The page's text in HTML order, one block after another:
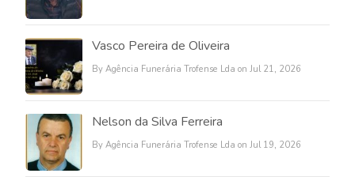
Vasco Pereira de Oliveira
By Agência Funerária Trofense Lda on Jul 21, 2026
Nelson da Silva Ferreira
By Agência Funerária Trofense Lda on Jul 19, 2026